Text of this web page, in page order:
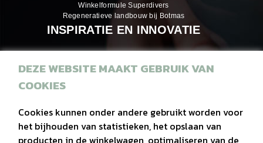
Winkelformule Superdivers
Regeneratieve landbouw bij Botmas
INSPIRATIE EN INNOVATIE
Inspiratiemagazines
Duurzaam
DEZE WEBSITE MAAKT GEBRUIK VAN
COOKIES
Cookies kunnen onder andere gebruikt worden voor
het bijhouden van statistieken, het opslaan van
producten in de winkelwagen, optimaliseren van de